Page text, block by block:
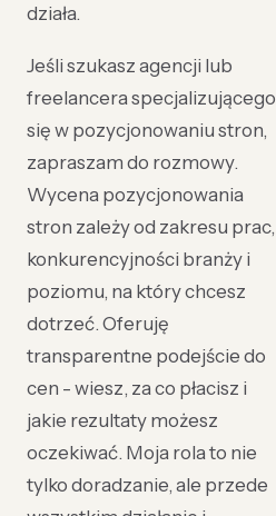
działa.
Jeśli szukasz agencji lub
freelancera specjalizującego
się w pozycjonowaniu stron,
zapraszam do rozmowy.
Wycena pozycjonowania
stron zależy od zakresu prac,
konkurencyjności branży i
poziomu, na który chcesz
dotrzeć. Oferuję
transparentne podejście do
cen - wiesz, za co płacisz i
jakie rezultaty możesz
oczekiwać. Moja rola to nie
tylko doradzanie, ale przede